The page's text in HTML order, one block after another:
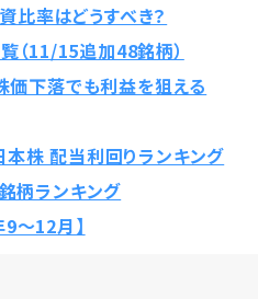
比率はどうすべき？
（11/15追加48銘柄）
下落でも利益を狙える
本株 配当利回りランキング
柄ランキング
～12月】